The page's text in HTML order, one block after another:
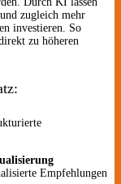
zugleich mehr
investieren. So
zu höheren
Empfehlungen